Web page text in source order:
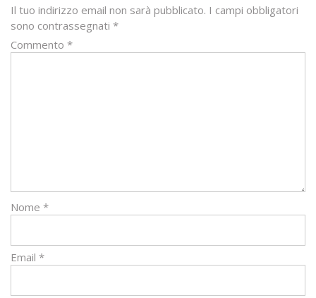
Il tuo indirizzo email non sarà pubblicato. I campi obbligatori
sono contrassegnati *
Commento *
Nome *
Email *